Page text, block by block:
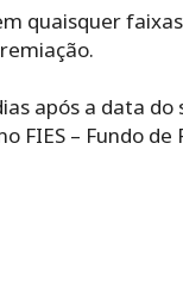
quaisquer
após a data
FIES – Fundo